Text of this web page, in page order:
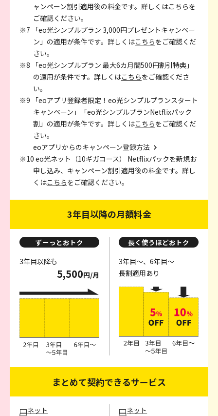
ャンペーン割引適用後の料金です。詳しくはこちらを
ご確認ください。
※7 「eo光シンプルプラン 3,000円プレゼントキャンペー
ン」の適用が条件です。詳しくはこちらをご確認くだ
さい。
※8 「eo光シンプルプラン 最大6カ月間500円割引特典」
の適用が条件です。詳しくはこちらをご確認くださ
い。
※9 「eoアプリ登録者限定！eo光シンプルプランスタート
キャンペーン」「eo光シンプルプランNetflixパック
割」の適用が条件です。詳しくはこちらをご確認くだ
さい。
eoアプリからのキャンペーン登録方法
※10 eo光ネット（10ギガコース） Netflixパックを新規お
申し込み、キャンペーン割引適用後の料金です。詳し
くはこちらをご確認ください。
3年目以降の月額料金
ずーっとおトク
3年目以降も
5,500円/月
長く使うほどおトク
3年目～、6年目～
長割適用あり
まとめて契約できるサービス
ネット
ネット